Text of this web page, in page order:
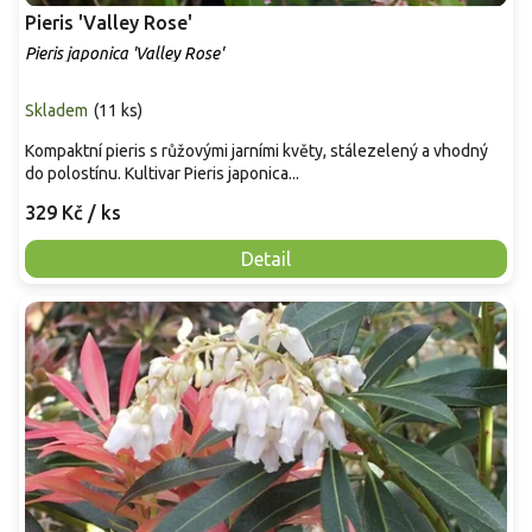
Pieris 'Valley Rose'
Pieris japonica 'Valley Rose'
Skladem (11 ks)
329 Kč / ks
Detail
Kompaktní pieris s růžovými jarními květy, stálezelený a vhodný
do polostínu. Kultivar Pieris japonica...